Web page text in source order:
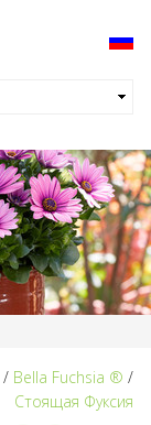
/ Bella Fuchsia ® /
Стоящая Фуксия